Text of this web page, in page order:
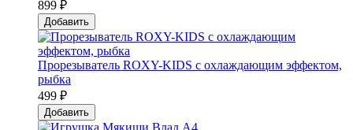
899 ₽
Добавить
Прорезыватель ROXY-KIDS с охлаждающим эффектом,
рыбка
499 ₽
Добавить